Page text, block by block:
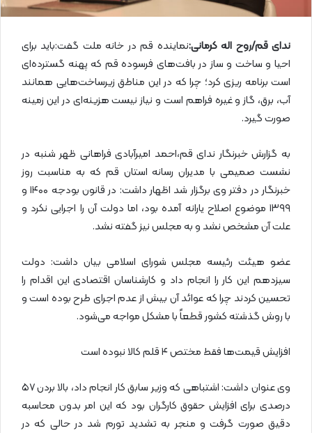
ندای قم/روح اله کرمانی:نماینده قم در خانه ملت گفت:باید برای
احیا و ساخت و ساز در بافت‌های فرسوده قم که پهنه گسترده‌ای
است برنامه ریزی کرد؛ چرا که در این مناطق زیرساخت‌هایی همانند
آب، برق، گاز و غیره فراهم است و نیاز نیست هزینه‌ای در این زمینه
صورت گیرد.
به گزارش خبرنگار ندای قم،احمد امیرآبادی فراهانی ظهر شنبه در
نشست صمیمی با مدیران رسانه استان قم که به مناسبت روز
خبرنگار در دفتر وی برگزار شد اظهار داشت: در قانون بودجه ۱۴۰۰ و
۱۳۹۹ موضوع اصلاح یارانه آمده بود، اما دولت آن را اجرایی نکرد و
علت آن مشخص نشد و به مجلس نیز گفته نشد.
عضو هیئت رئیسه مجلس شورای اسلامی بیان داشت: دولت
سیزدهم این کار را انجام داد و کارشناسان اقتصادی این اقدام را
تحسین کردند چرا که عوائد آن بیش از عدم اجرای طرح بوده است و
با روش گذشته کشور قطعاً با مشکل مواجه می‌شود.
افزایش قیمت‌ها فقط مختص ۴ قلم کالا نبوده است
وی عنوان داشت: اشتباهی که وزیر سابق کار انجام داد، بالا بردن ۵۷
درصدی برای افزایش حقوق کارگران بود که این امر بدون محاسبه
دقیق صورت گرفت و منجر به تشدید تورم شد در حالی که در